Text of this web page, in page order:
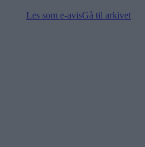
Les som e-avisGå til arkivet